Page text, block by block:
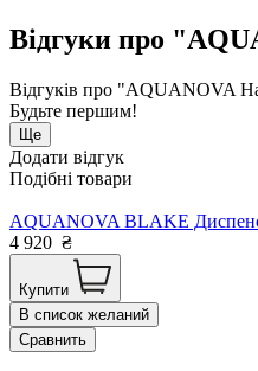
Відгуки про
Відгуків про "AQUANOVA
Будьте першим!
Ще
Додати відгук
Подібні товари
AQUANOVA BLAKE
4 920 ₴
Купити
В список желаний
Сравнить